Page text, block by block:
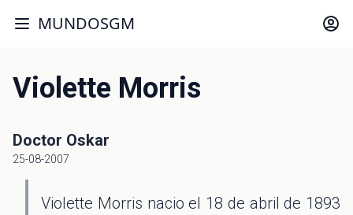
MUNDOSGM
Violette Morris
Doctor Oskar
25-08-2007
Violette Morris nacio el 18 de abril de 1893